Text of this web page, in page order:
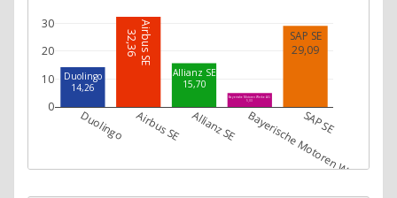
Duolingo
14,26
Airbus SE
32,36
Allianz SE
15,70
Bayerische Motoren Werke AG
5,03
SAP SE
29,09
Duolingo Airbus SE Allianz SE Bayerische Motoren Werke AG
SAP SE
0
10
20
30